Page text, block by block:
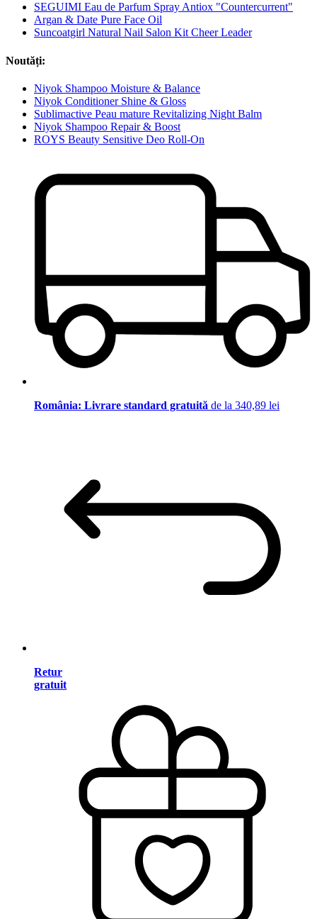
SEGUIMI Eau de Parfum Spray Antiox "Countercurrent"
Argan & Date Pure Face Oil
Suncoatgirl Natural Nail Salon Kit Cheer Leader
Noutăți:
Niyok Shampoo Moisture & Balance
Niyok Conditioner Shine & Gloss
Sublimactive Peau mature Revitalizing Night Balm
Niyok Shampoo Repair & Boost
ROYS Beauty Sensitive Deo Roll-On
România: Livrare standard gratuită de la 340,89 lei
Retur
gratuit